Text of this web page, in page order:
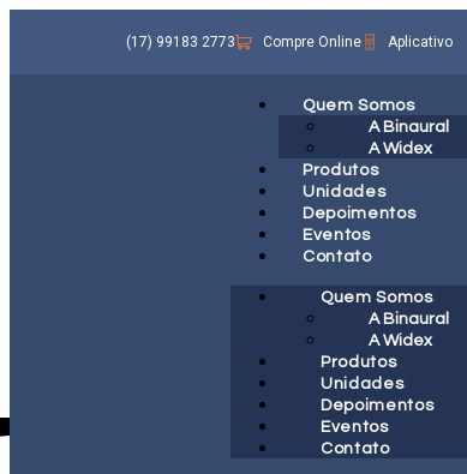
(17) 99183 2773 Compre Online Aplicativo
Quem Somos
A Binaural
A Widex
Produtos
Unidades
Depoimentos
Eventos
Contato
Quem Somos
A Binaural
A Widex
Produtos
Unidades
Depoimentos
Eventos
Contato